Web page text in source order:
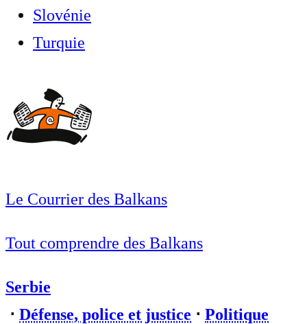
Slovénie
Turquie
Le Courrier des Balkans
Tout comprendre des Balkans
Serbie
⋅ Défense, police et justice ⋅ Politique